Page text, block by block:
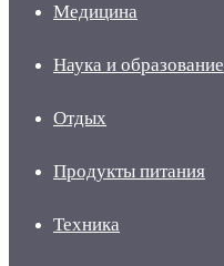
Медицина
Наука и образование
Отдых
Продукты питания
Техника